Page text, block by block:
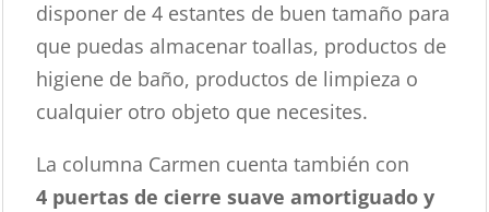
disponer de 4 estantes de buen tamaño para
que puedas almacenar toallas, productos de
higiene de baño, productos de limpieza o
cualquier otro objeto que necesites.
La columna Carmen cuenta también con
4 puertas de cierre suave amortiguado y